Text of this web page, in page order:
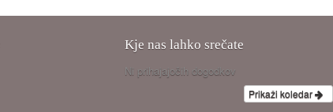
Kje nas lahko srečate
Ni prihajajočih dogodkov
Prikaži koledar